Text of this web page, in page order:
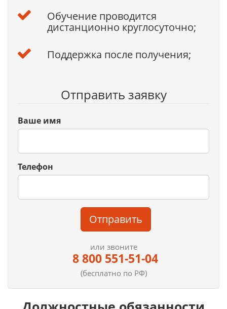
Обучение проводится
дистанционно круглосуточно;
Поддержка после получения;
Отправить заявку
Ваше имя
Телефон
Отправить
или звоните
8 800 551-51-04
(бесплатно по РФ)